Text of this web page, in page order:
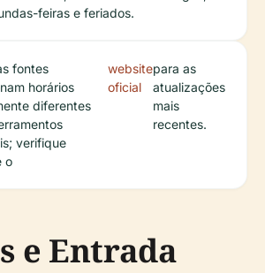
feiras e feriados.
fontes
horários
diferentes
verifique
o
website
oficial
para as
atualizações
mais
recentes.
e Entrada